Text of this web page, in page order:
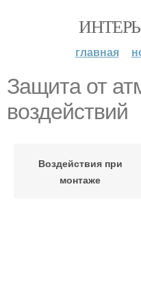
главная
Защита от
воздействий
Воздействия при
монтаже